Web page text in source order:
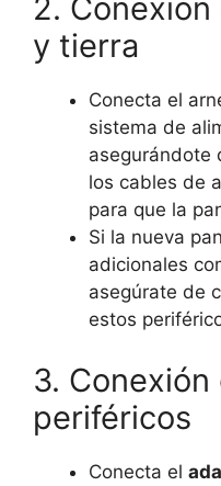
2.
y tierra
Conecta el
sistema de
asegurándote
los cables de
para que la
Si la nueva
adicionales
asegúrate de
estos
3.
periféricos
Conecta el